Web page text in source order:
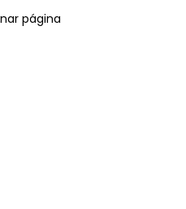
página